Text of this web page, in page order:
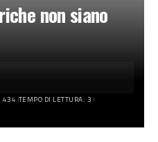
non siano
434 TEMPO DI LETTURA: 3